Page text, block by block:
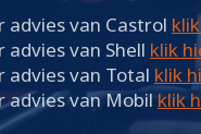
advies van Castrol
advies van Shell klik
advies van Total klik
advies van Mobil klik